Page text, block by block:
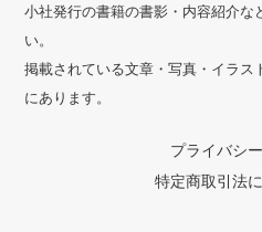
小社発行の書籍の書影・内容紹介な
い。
掲載されている文章・写真・イラ
にあります。
プライバシ
特定商取引法